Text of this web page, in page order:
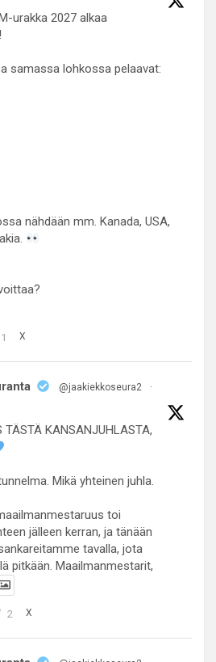
urakka 2027 alkaa
samassa lohkossa pelaavat:
nähdään mm. Kanada, USA,
1 X
@jaakiekkoseura2
·
TÄSTÄ KANSANJUHLASTA,
Mikä yhteinen juhla.
toi
jälleen kerran, ja tänään
tavalla, jota
pitkään. Maailmanmestarit,
2 X